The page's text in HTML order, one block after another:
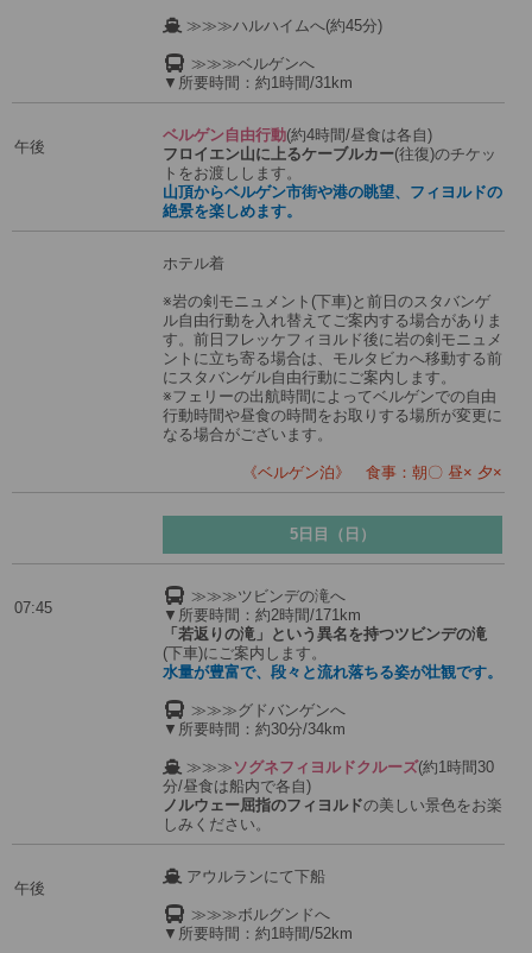
≫≫≫ハルハイムへ(約45分)
≫≫≫ベルゲンへ
▼所要時間：約1時間/31km
午後
ベルゲン自由行動(約4時間/昼食は各自)
フロイエン山に上るケーブルカー(往復)のチケッ
トをお渡しします。
山頂からベルゲン市街や港の眺望、フィヨルドの
絶景を楽しめます。
ホテル着
※岩の剣モニュメント(下車)と前日のスタバンゲ
ル自由行動を入れ替えてご案内する場合がありま
す。前日フレッケフィヨルド後に岩の剣モニュメ
ントに立ち寄る場合は、モルタビカへ移動する前
にスタバンゲル自由行動にご案内します。
※フェリーの出航時間によってベルゲンでの自由
行動時間や昼食の時間をお取りする場所が変更に
なる場合がございます。
《ベルゲン泊》 食事：朝〇 昼× 夕×
5日目（日）
07:45
≫≫≫ツビンデの滝へ
▼所要時間：約2時間/171km
「若返りの滝」という異名を持つツビンデの滝
(下車)にご案内します。
水量が豊富で、段々と流れ落ちる姿が壮観です。
≫≫≫グドバンゲンへ
▼所要時間：約30分/34km
≫≫≫ソグネフィヨルドクルーズ(約1時間30
分/昼食は船内で各自)
ノルウェー屈指のフィヨルドの美しい景色をお楽
しみください。
午後
アウルランにて下船
≫≫≫ボルグンドへ
▼所要時間：約1時間/52km